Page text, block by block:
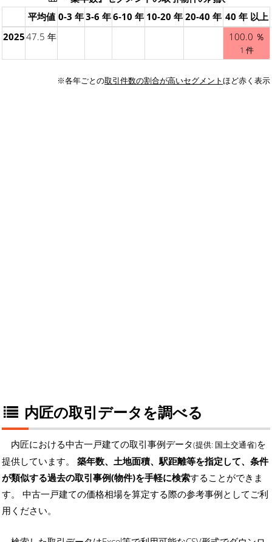
平均値 0-3 年3-6 年6-10 年 10-20 年 20-40 年 40 年 以上
202547.5 年 100.0 ％
1 件
※各年ごとの取引件数の割合が高いセグメントほど赤く表示
内匠の取引データを調べる
内匠における中古一戸建ての取引事例データ(提供: 国土交通省)を
提供しています。 築年数、土地面積、駅距離等を指定して、条件
が類似する過去の取引事例(物件)を手軽に検索することができま
す。 中古一戸建ての価格相場を算定する際の参考事例としてご利
用ください。